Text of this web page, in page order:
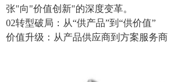
张"向"价值创新"的深度变革。
02转型破局：从“供产品”到“供价值”
价值升级：从产品供应商到方案服务商